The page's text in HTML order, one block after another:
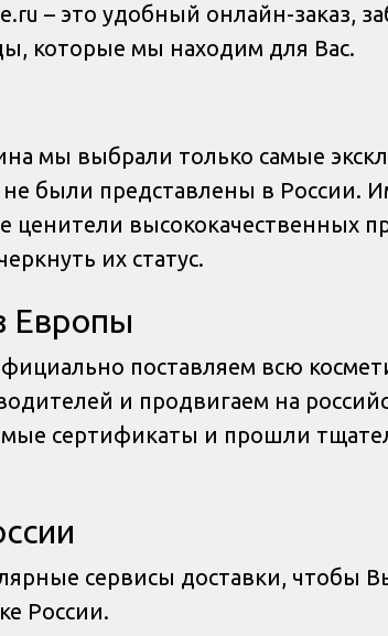
– это удобный онлайн-заказ,
которые мы находим для Вас.
мы выбрали только самые
были представлены в России.
высококачественных
их статус.
Европы
поставляем всю
и продвигаем на
сертификаты и прошли
сервисы доставки, чтобы
России.